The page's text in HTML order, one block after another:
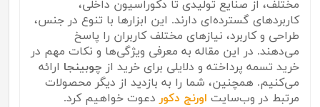
مختلف، از صنایع تولیدی تا دکوراسیون داخلی،
کاربردهای گسترده‌ای دارند. این ابزارها با تنوع در جنس،
طراحی و کاربرد، نیازهای مختلف کاربران را پاسخ
می‌دهند. در این مقاله به معرفی ویژگی‌ها و نکات مهم در
خرید تسمه پرداخته و دلایلی برای خرید از چوبینجا ارائه
می‌کنیم. همچنین، شما را به بازدید از دیگر محصولات
مرتبط در وب‌سایت اورنج دکور دعوت خواهیم کرد.